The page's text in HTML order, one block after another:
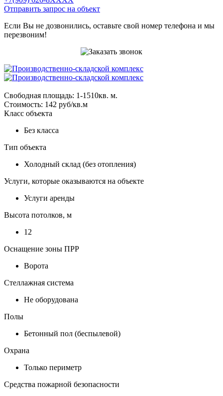
Отправить запрос на объект
Если Вы не дозвонились, оставьте свой номер телефона и мы
перезвоним!
Свободная площадь: 1-1510кв. м.
Стоимость: 142 руб/кв.м
Класс объекта
Без класса
Тип объекта
Холодный склад (без отопления)
Услуги, которые оказываются на объекте
Услуги аренды
Высота потолков, м
12
Оснащение зоны ПРР
Ворота
Стеллажная система
Не оборудована
Полы
Бетонный пол (беспылевой)
Охрана
Только периметр
Средства пожарной безопасности